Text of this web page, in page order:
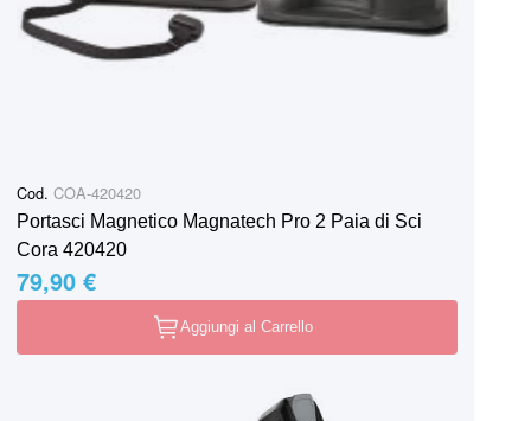
Cod. COA-420420
Portasci Magnetico Magnatech Pro 2 Paia di Sci
Cora 420420
79,90 €
Aggiungi al Carrello